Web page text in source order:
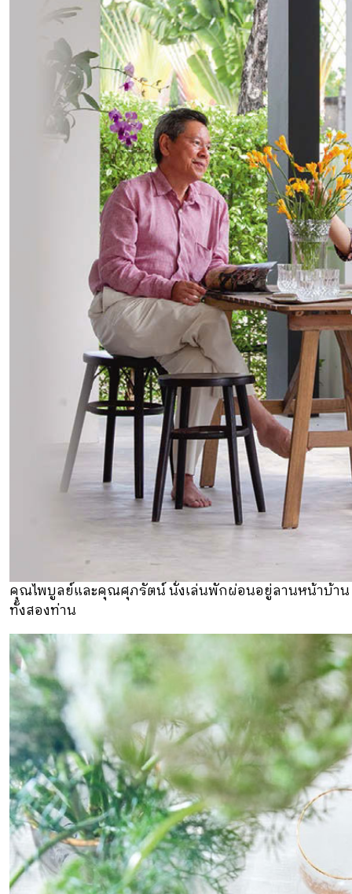
คุณไพบูลย์และคุณศุภรัตน์ นั่งเล่นพักผ่อนอยู่ลานหน้าบ้าน
ทั้งสองท่าน